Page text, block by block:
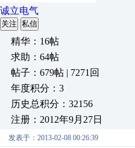
诚立电气
关注 私信
精华：16帖
求助：64帖
帖子：679帖 | 7271回
年度积分：3
历史总积分：32156
注册：2012年9月27日
发表于：2013-02-08 00:26:39